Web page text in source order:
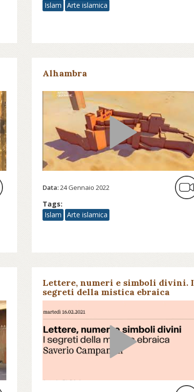
Islam
Arte islamica
Alhambra
Data:24 Gennaio 2022
Tags:
Islam
Arte islamica
Lettere, numeri e simboli divini. I
segreti della mistica ebraica